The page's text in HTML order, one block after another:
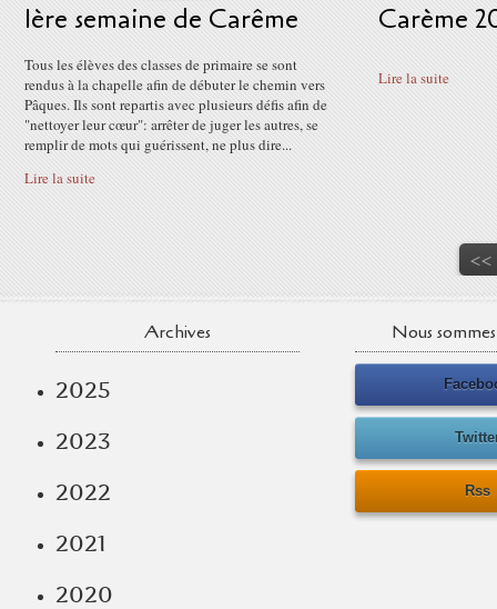
1ère semaine de Carême
Tous les élèves des classes de primaire se sont
rendus à la chapelle afin de débuter le chemin vers
Pâques. Ils sont repartis avec plusieurs défis afin de
"nettoyer leur cœur": arrêter de juger les autres, se
remplir de mots qui guérissent, ne plus dire...
Lire la suite
Carème
Lire la suite
<<
Archives
2025
2023
2022
2021
2020
Nous
Rss